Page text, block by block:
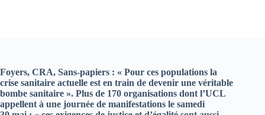
Foyers, CRA, Sans-papiers : « Pour ces populations la
crise sanitaire actuelle est en train de devenir une véritable
bombe sanitaire ». Plus de 170 organisations dont l’UCL
appellent à une journée de manifestations le samedi